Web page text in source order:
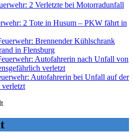
2 Verletzte bei Motorradunfall
2 Tote in Husum – PKW fährt in
Brennender Kühlschrank
in Flensburg
Autofahrerin nach Unfall von
verletzt
Autofahrerin bei Unfall auf der